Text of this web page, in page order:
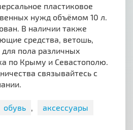
пластиковое
нужд объёмом 10 л.
В наличии также
средства, ветошь,
пола различных
по Крыму и Севастополю.
связывайтесь с
обувь , аксессуары